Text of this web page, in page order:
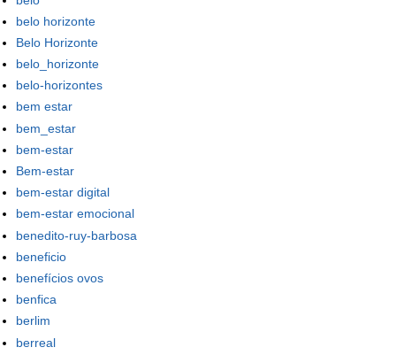
belo horizonte
Belo Horizonte
belo_horizonte
belo-horizontes
bem estar
bem_estar
bem-estar
Bem-estar
bem-estar digital
bem-estar emocional
benedito-ruy-barbosa
beneficio
benefícios ovos
benfica
berlim
berreal